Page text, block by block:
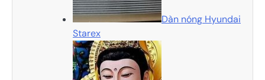
Dàn nóng Hyundai
Starex